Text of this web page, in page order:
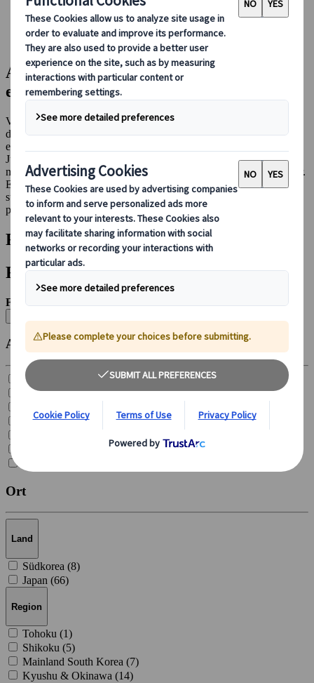
Japanspecialist
Reiseziele
Alle Reiseziele
Alle Reiseziele und Attraktionen
erkunden
Von der pulsierenden Energie Tokios bis hin zur ruhigen Schönheit
der heißen Quellen und malerischen Berge Japans – entdecken Sie
eine kuratierte Liste der ikonischsten Reiseziele und versteckten
Juwelen des Landes. Für diejenigen, die ihren Horizont erweitern
möchten, stellen wir außerdem ausgewählte internationale Ziele vor.
Egal, ob Sie Abenteuer, Entspannung oder kulturelle Eindrücke
suchen – hier finden Sie alles, was Sie für die Planung Ihrer
perfekten Reise benötigen.
Reiseziele
Filter
Filtern nach:
Art des Ziels
Thermalquellen ( 6)
Städte (31)
Skigebiete (3)
Ort
Land
Südkorea (8)
Japan (66)
Region
Tohoku (1)
Shikoku (5)
Mainland South Korea (7)
Kyushu & Okinawa (14)